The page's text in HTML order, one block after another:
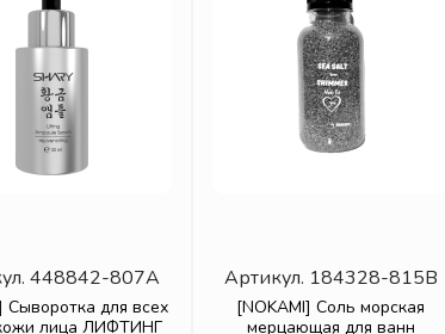
448842-807A
Сыворотка для всех
лица ЛИФТИНГ
Артикул. 184328-815B
[NOKAMI] Соль морская
мерцающая для ванн